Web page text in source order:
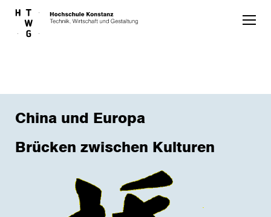
Skip to main content
China und Europa
Brücken zwischen Kulturen